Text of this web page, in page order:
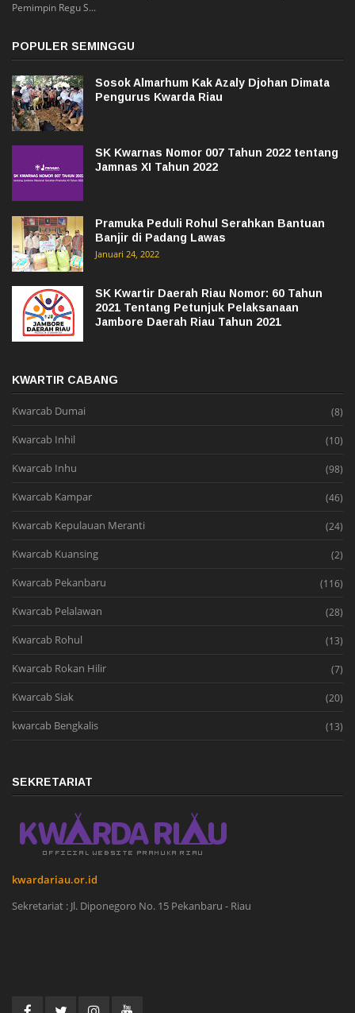
Pemimpin Regu S...
POPULER SEMINGGU
Sosok Almarhum Kak Azaly Djohan Dimata
Pengurus Kwarda Riau
SK Kwarnas Nomor 007 Tahun 2022 tentang
Jamnas XI Tahun 2022
Pramuka Peduli Rohul Serahkan Bantuan
Banjir di Padang Lawas
Januari 24, 2022
SK Kwartir Daerah Riau Nomor: 60 Tahun
2021 Tentang Petunjuk Pelaksanaan
Jambore Daerah Riau Tahun 2021
KWARTIR CABANG
Kwarcab Dumai (8)
Kwarcab Inhil (10)
Kwarcab Inhu (98)
Kwarcab Kampar (46)
Kwarcab Kepulauan Meranti (24)
Kwarcab Kuansing (2)
Kwarcab Pekanbaru (116)
Kwarcab Pelalawan (28)
Kwarcab Rohul (13)
Kwarcab Rokan Hilir (7)
Kwarcab Siak (20)
kwarcab Bengkalis (13)
SEKRETARIAT
kwardariau.or.id
Sekretariat : Jl. Diponegoro No. 15 Pekanbaru - Riau